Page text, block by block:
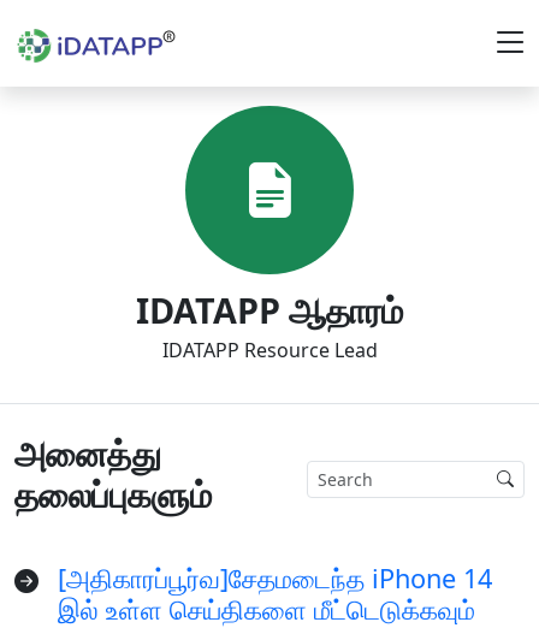
IDATAPP ஆதாரம்
IDATAPP Resource Lead
அனைத்து
தலைப்புகளும்
[அதிகாரப்பூர்வ]சேதமடைந்த iPhone 14
இல் உள்ள செய்திகளை மீட்டெடுக்கவும்